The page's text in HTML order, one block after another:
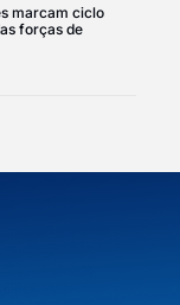
marcam ciclo
forças de